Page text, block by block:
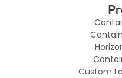
Custom